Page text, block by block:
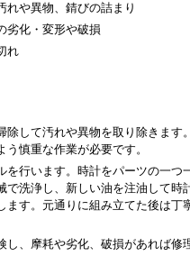
れや異物、錆びの詰まり
劣化・変形や破損
れ
除して汚れや異物を取り除きます
う慎重な作業が必要です。
を行います。時計をパーツの一つ
で洗浄し、新しい油を注油して時
ます。元通りに組み立てた後は丁
し、摩耗や劣化、破損があれば修